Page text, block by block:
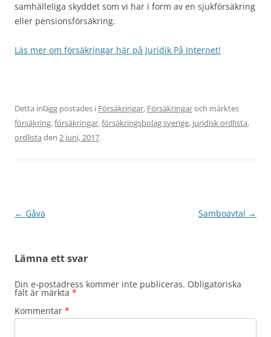
samhälleliga skyddet som vi har i form av en sjukförsäkring
eller pensionsförsäkring.
Läs mer om försäkringar här på Juridik På Internet!
Detta inlägg postades i Försäkringar, Försäkringaroch märktes
försäkring,försäkringar,försäkringsbolag sverige, juridisk ordlista,
ordlista den 2 juni, 2017.
Inläggsnavigering
← Gåva Samboavtal →
Lämna ett svar
Din e-postadress kommer inte publiceras. Obligatoriska
fält är märkta *
Kommentar *